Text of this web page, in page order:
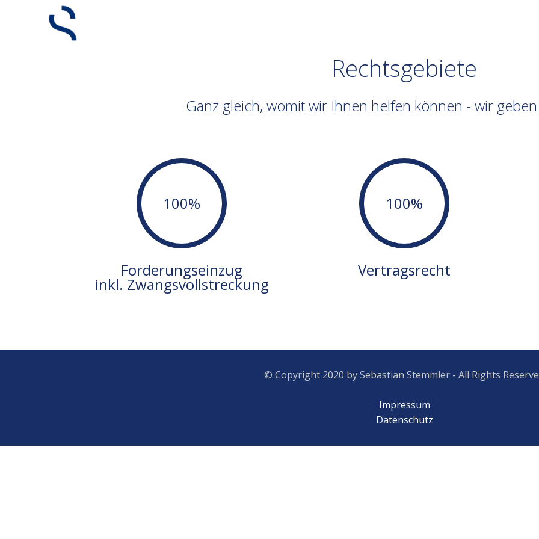
Rechtsgebiete
Ganz gleich, womit wir Ihnen helfen können - wir
100%
Forderungseinzug
inkl. Zwangsvollstreckung
100%
Vertragsrecht
© Copyright 2020 by Sebastian Stemmler - All Rights
Impressum
Datenschutz